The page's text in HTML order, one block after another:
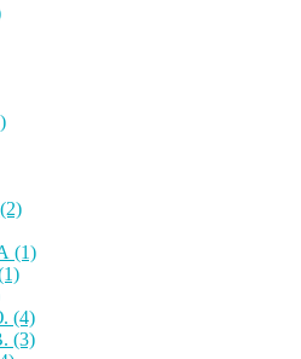
(2)
(1)
(4)
(3)